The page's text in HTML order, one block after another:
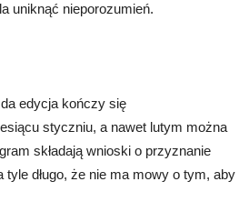
uniknąć nieporozumień.
edycja kończy się
styczniu, a nawet lutym można
składają wnioski o przyznanie
długo, że nie ma mowy o tym, aby